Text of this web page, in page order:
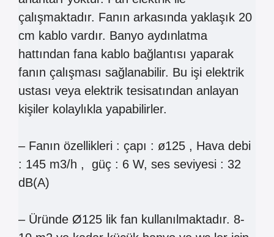
çalışmaktadır. Fanın arkasında yaklaşık 20
cm kablo vardır. Banyo aydınlatma
hattından fana kablo bağlantısı yaparak
fanın çalışması sağlanabilir. Bu işi elektrik
ustası veya elektrik tesisatından anlayan
kişiler kolaylıkla yapabilirler.
– Fanın özellikleri : çapı : ø125 , Hava debi
: 145 m3/h , güç : 6 W, ses seviyesi : 32
dB(A)
– Üründe Ø125 lik fan kullanılmaktadır. 8-